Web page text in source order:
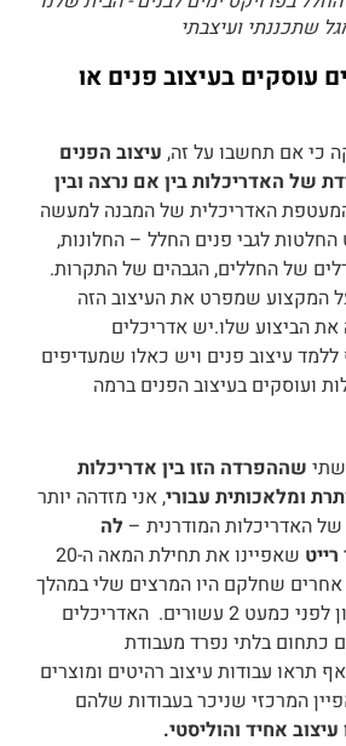
שתכננתי ועיצבתי
עוסקים בעיצוב פנים או
כי אם תחשבו על זה, עיצוב הפנים
של האדריכלות בין אם נרצה ובין
המעטפת האדריכלית של המבנה למעשה
לגבי פנים החלל – החלונות,
של החללים, הגבהים של התקרות.
המקצוע שמפרט את העיצוב הזה
את הביצוע שלו.יש אדריכלים
עיצוב פנים ויש כאלו שמעדיפים
ועוסקים בעיצוב הפנים ברמה
שההפרדה הזו בין אדריכלות
ומלאכותית עבורי, אני מזדהה יותר
האדריכלות המודרנית – לה
שאפיינו את תחילת המאה ה-20
אחרים שחלקם היו המרצים שלי במהלך
לימודי התואר הראשון לפני כמעט 2 עשורים. האדריכלים
כתחום בלתי נפרד מעבודת
תראו עבודות עיצוב רהיטים ומוצרים
המרכזי שניכר בעבודות שלהם
עיצוב אחיד והוליסטי.